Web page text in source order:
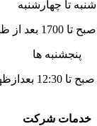
شنبه تا چهارشنبه
پنجشنبه ها
خدمات شرکت